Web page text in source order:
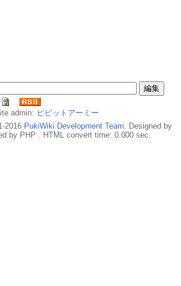
admin: ビビットアーミー
2016 PukiWiki Development Team. Designed by
by PHP . HTML convert time: 0.000 sec.